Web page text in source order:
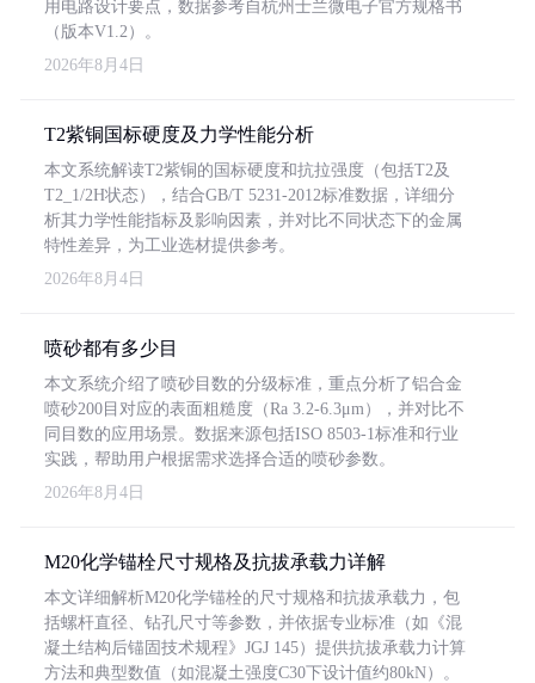
用电路设计要点，数据参考自杭州士兰微电子官方规格书
（版本V1.2）。
2026年8月4日
T2紫铜国标硬度及力学性能分析
本文系统解读T2紫铜的国标硬度和抗拉强度（包括T2及
T2_1/2H状态），结合GB/T 5231-2012标准数据，详细分
析其力学性能指标及影响因素，并对比不同状态下的金属
特性差异，为工业选材提供参考。
2026年8月4日
喷砂都有多少目
本文系统介绍了喷砂目数的分级标准，重点分析了铝合金
喷砂200目对应的表面粗糙度（Ra 3.2-6.3μm），并对比不
同目数的应用场景。数据来源包括ISO 8503-1标准和行业
实践，帮助用户根据需求选择合适的喷砂参数。
2026年8月4日
M20化学锚栓尺寸规格及抗拔承载力详解
本文详细解析M20化学锚栓的尺寸规格和抗拔承载力，包
括螺杆直径、钻孔尺寸等参数，并依据专业标准（如《混
凝土结构后锚固技术规程》JGJ 145）提供抗拔承载力计算
方法和典型数值（如混凝土强度C30下设计值约80kN）。